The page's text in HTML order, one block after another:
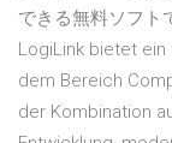
できる無料ソフト
LogiLink bietet
dem Bereich
der Kombination